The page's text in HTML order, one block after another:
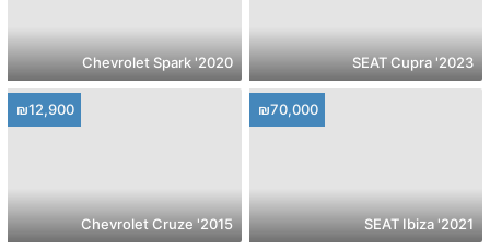
2023' SEAT Cupra
2020' Chevrolet Spark
₪70,000
2021' SEAT Ibiza
₪12,900
2015' Chevrolet Cruze